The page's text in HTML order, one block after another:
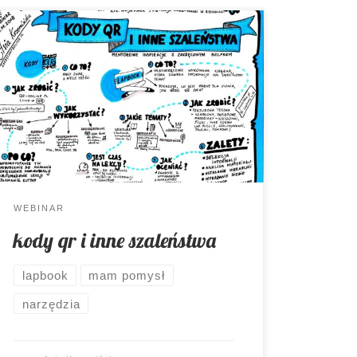
Trzeci poniedziałek, to tradycyjny czas,
kiedy możecie mnie spotkać na
webinarze w ramach akcji
#mentoroweInspiracje. O czym
rozmawialiśmy tym razem?
WEBINAR
kody qr i inne szaleństwa
lapbook mam pomysł
narzędzia